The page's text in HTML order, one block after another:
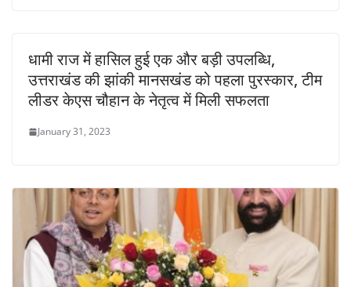
धामी राज में हासिल हुई एक और बड़ी उपलब्धि,
उत्तराखंड की झांकी मानसखंड को पहला पुरस्कार, टीम
लीडर केएस चौहान के नेतृत्व में मिली सफलता
January 31, 2023